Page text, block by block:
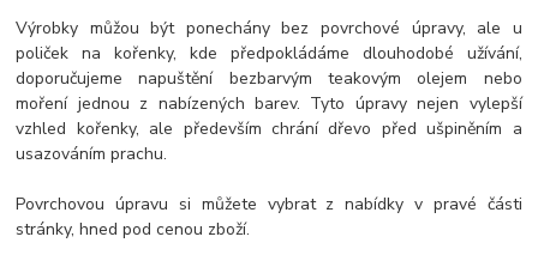
Výrobky můžou být ponechány bez povrchové úpravy, ale u
poliček na kořenky, kde předpokládáme dlouhodobé užívání,
doporučujeme napuštění bezbarvým teakovým olejem nebo
moření jednou z nabízených barev. Tyto úpravy nejen vylepší
vzhled kořenky, ale především chrání dřevo před ušpiněním a
usazováním prachu.
Povrchovou úpravu si můžete vybrat z nabídky v pravé části
stránky, hned pod cenou zboží.